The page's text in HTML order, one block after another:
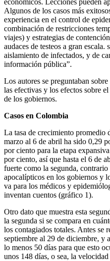
Algunos de los casos más
experiencia en el control de
combinación de restricciones
viajes) y estrategias de
audaces de testeos a gran
aislamiento de infectados, y de
información pública”.
Los autores se preguntaban
las efectivas y los efectos sobre
de los gobiernos.
Casos en Colombia
La tasa de crecimiento promedio
marzo al 6 de abril ha sido 0,29
por ciento para la etapa
por ciento, así que hasta el 6 de
fuerte como la segunda,
apocalípticos en los gobiernos y
va para los médicos y
inventan cuentos (gráfico 1).
Otro dato que muestra esta
la segunda si se compara en
los contagiados totales. Antes se
septiembre al 29 de diciembre, y
lo menos 50 días para que esto
unos 148 días, o sea, la